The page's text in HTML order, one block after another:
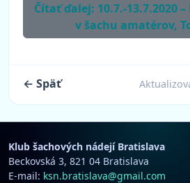
Čítať ďalej: 10.7.-13.7.2020
v šachu amatérov,
← Späť
Klub šachových nádejí Bratislava
Beckovská 3, 821 04 Bratislava
E-mail: ksn.bratislava@gmail.com